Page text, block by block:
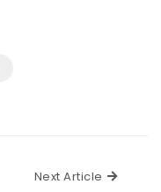
Next Article Next